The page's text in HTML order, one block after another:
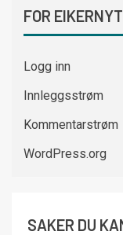
FOR
Logg inn
Innleggsstrøm
Kommentarstrøm
WordPress.org
SAKER DU